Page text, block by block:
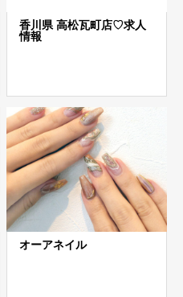
香川県 高松瓦町店♡求人
情報
オーアネイル